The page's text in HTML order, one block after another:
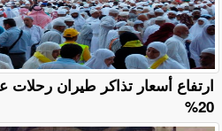
ارتفاع أسعار تذاكر طيران رحلات
20%